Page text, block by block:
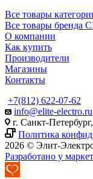
Все товары
Все товары бренда
О компании
Как купить
Производители
Магазины
Контакты
+7(812) 622-07-62
info@elite-electro.ru
г. Санкт-
Политика
2026 © Элит-
Разработано у